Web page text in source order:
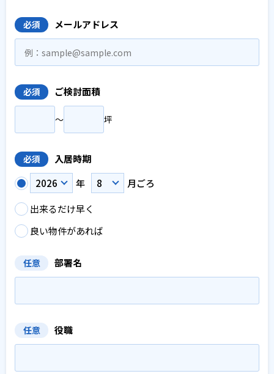
必須 メールアドレス
必須 ご検討面積
〜 坪
必須
入居時期
年
月ごろ
出来るだけ早く
良い物件があれば
任意 部署名
任意 役職